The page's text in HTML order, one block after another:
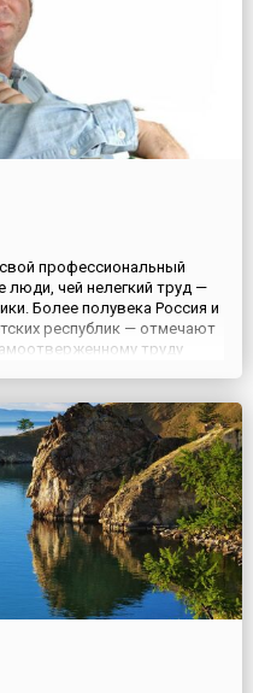
профессиональный
чей нелегкий труд —
Более полувека Россия и
республик — отмечают
труду